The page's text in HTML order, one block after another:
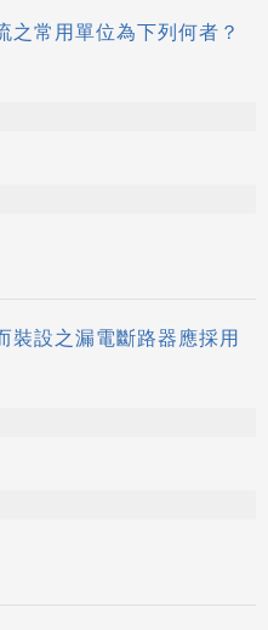
之常用單位為下列何者？
裝設之漏電斷路器應採用